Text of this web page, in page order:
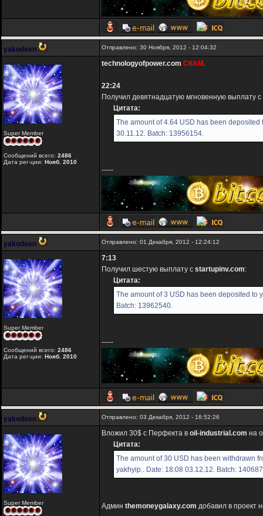
yakodsen Отправлено: 30 Ноября, 2012 - 12:04:32
Super Member
Сообщений всего: 2486
Дата рег-ции: Нояб. 2010
technologyofpower.com СКАМ .
22:24
Получил девятнадцатую мгновенную выплату с
Цитата:
The amount of 4.64 USD has been
30.11.12. Batch: 13956154.
-----
yakodsen Отправлено: 01 Декабря, 2012 - 12:24:12
Super Member
Сообщений всего: 2486
Дата рег-ции: Нояб. 2010
7:13
Получил шестую выплату с startupinv.com:
Цитата:
The amount of 3 USD has been deposited to
Batch: 13962540.
-----
yakodsen Отправлено: 03 Декабря, 2012 - 16:52:26
Super Member
Вложил 30$ с Перфекта в oil-industrial.com на
Цитата:
The amount of 30 USD has been withdrawn
yakhyip.. Date: 18:08 03.12.12. Batch:
Админ themoneygalaxy.com добавил в проект